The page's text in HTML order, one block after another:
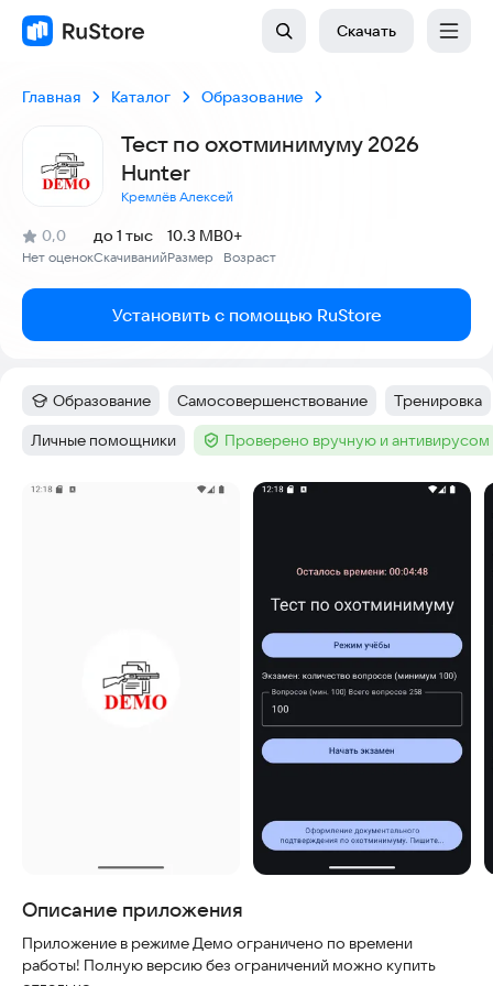
Скачать
Главная Каталог Образование
Тест по охотминимуму 2026
Hunter
Кремлёв Алексей
Рейтинг:
0,0
(
Нет оценок
)
Скачиваний
до 1 тыс
Размер
10.3 MB
Возраст
0+
Установить с помощью RuStore
Категория:
Образование Тег:
Самосовершенствование Тег:
Тренировка
Тег:
Личные помощники Тег :Проверено вручную и антивирусом
Скриншоты
Описание приложения
Приложение в режиме Демо ограничено по времени
работы! Полную версию без ограничений можно купить